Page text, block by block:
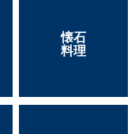
懐石
料理